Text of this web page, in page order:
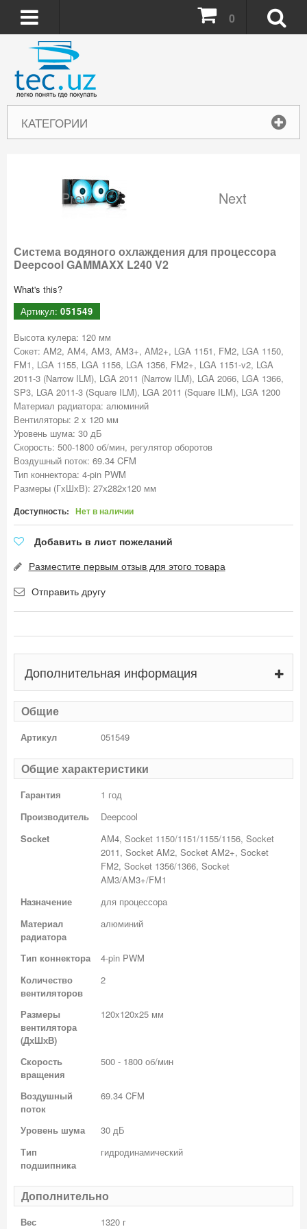
КАТЕГОРИИ
0
Prev Next
Система водяного охлаждения для процессора
Deepcool GAMMAXX L240 V2
What's this?
Артикул: 051549
Высота кулера: 120 мм
Сокет: AM2, AM4, AM3, AM3+, AM2+, LGA 1151, FM2, LGA 1150,
FM1, LGA 1155, LGA 1156, LGA 1356, FM2+, LGA 1151-v2, LGA
2011-3 (Narrow ILM), LGA 2011 (Narrow ILM), LGA 2066, LGA 1366,
SP3, LGA 2011-3 (Square ILM), LGA 2011 (Square ILM), LGA 1200
Материал радиатора: алюминий
Вентиляторы: 2 x 120 мм
Уровень шума: 30 дБ
Скорость: 500-1800 об/мин, регулятор оборотов
Воздушный поток: 69.34 CFM
Тип коннектора: 4-pin PWM
Размеры (ГхШхВ): 27х282х120 мм
Доступность: Нет в наличии
Добавить в лист пожеланий
Разместите первым отзыв для этого товара
Отправить другу
Дополнительная информация
Общие
Артикул 051549
Общие характеристики
Гарантия
1 год
Производитель
Deepcool
Socket
AM4, Socket 1150/1151/1155/1156, Socket
2011, Socket AM2, Socket AM2+, Socket
FM2, Socket 1356/1366, Socket
AM3/AM3+/FM1
Назначение
для процессора
Материал
радиатора
алюминий
Тип коннектора
4-pin PWM
Количество
вентиляторов
2
Размеры
вентилятора
(ДхШхВ)
120x120x25 мм
Скорость
вращения
500 - 1800 об/мин
Воздушный
поток
69.34 CFM
Уровень шума
30 дБ
Тип
подшипника
гидродинамический
Дополнительно
Вес 1320 г